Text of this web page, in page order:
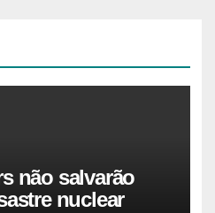
não salvarão
nuclear